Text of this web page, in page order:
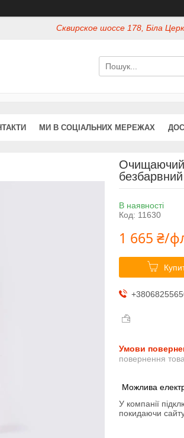
Сквирское шоссе 178, Біла
МИ В СОЦІАЛЬНИХ МЕРЕЖАХ
Очищаючий
В наявності
Код: 11630
1 665 ₴/
повернення
У компанії
покидаючи